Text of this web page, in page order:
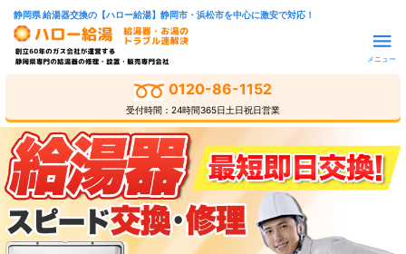
静岡県 給湯器交換の【ハロー給湯】静岡市・浜松市を中心に激安で対応！
メニュー
0120-86-1152
受付時間：24時間365日土日祝日営業